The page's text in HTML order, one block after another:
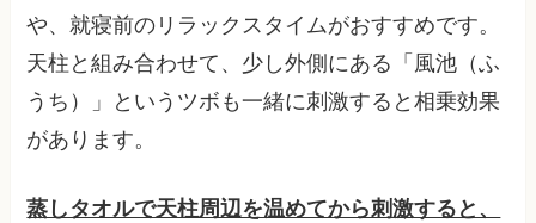
や、就寝前のリラックスタイムがおすすめです。
天柱と組み合わせて、少し外側にある「風池（ふ
うち）」というツボも一緒に刺激すると相乗効果
があります。
蒸しタオルで天柱周辺を温めてから刺激すると、